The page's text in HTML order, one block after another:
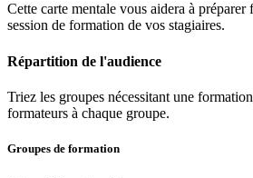
Cette carte mentale vous aidera à
session de formation de vos stagiaires.
Répartition de l'audience
Triez les groupes nécessitant une
formateurs à chaque groupe.
Groupes de formation